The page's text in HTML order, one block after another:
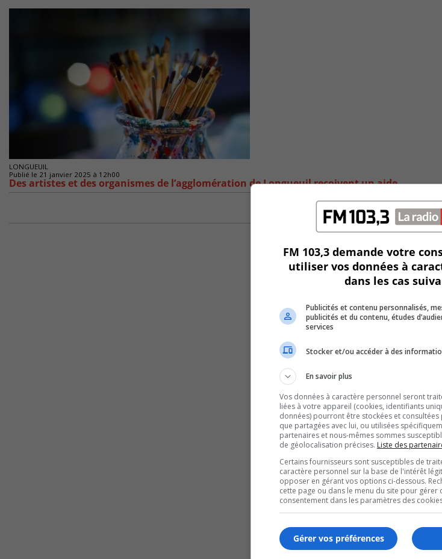
LONGUEUIL
Publié le 21 janvier 2025 à 12h00
Des artistes et des organismes de l’agglomération de Longueuil reçoivent un aide
FM 103,3 demande votre
utiliser vos données à
dans les cas
Publicités et contenu personnalisés,
publicités et du contenu, études
services
Stocker et/ou accéder à des
En savoir plus
Vos données à caractère personnel seront
liées à votre appareil (cookies, identifiants
données) pourront être stockées et
que partagées avec lui, ou utilisées
partenaires et nous-mêmes sommes
de géolocalisation précises. Liste des
Certains fournisseurs sont susceptibles de
caractère personnel sur la base de l'intérêt
opposer en gérant vos options ci-dessous.
cette page ou dans le menu du site pour gérer
consentement dans les paramètres des
Gérer vos préférences